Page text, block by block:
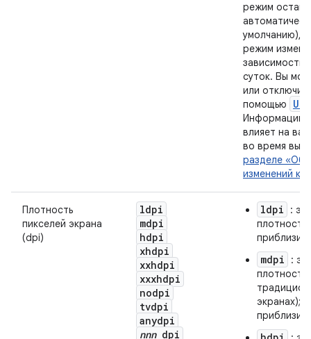
режим
умолчанию),
режим
зависимости
суток. Вы
или
помощью
Информацию
влияет на
во время
разделе
изменений
Плотность
пикселей экрана
(dpi)
ldpi
mdpi
hdpi
xhdpi
xxhdpi
xxxhdpi
nodpi
tvdpi
anydpi
nnndpi
ldpi
:
mdpi
:
плотности
экранах);